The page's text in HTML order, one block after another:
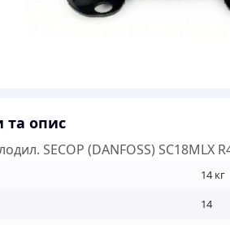
та опис
SECOP (DANFOSS) SC18MLX
14 кг
14